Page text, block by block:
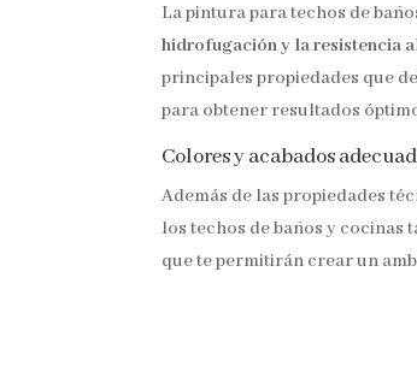
La pintura para techos de
hidrofugación y la resistencia
principales propiedades que
para obtener resultados
Colores y acabados
Además de las propiedades
los techos de baños y cocinas
que te permitirán crear un